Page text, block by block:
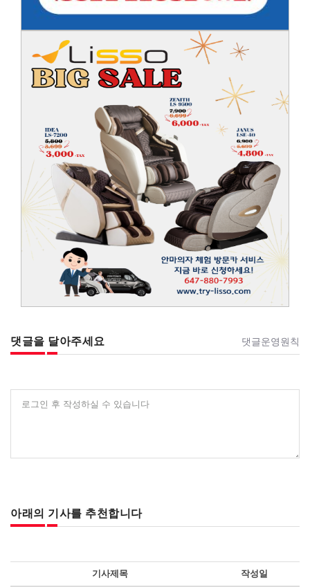
댓글을 달아주세요 댓글운영원칙
로그인 후 작성하실 수 있습니다
아래의 기사를 추천합니다
기사제목 작성일